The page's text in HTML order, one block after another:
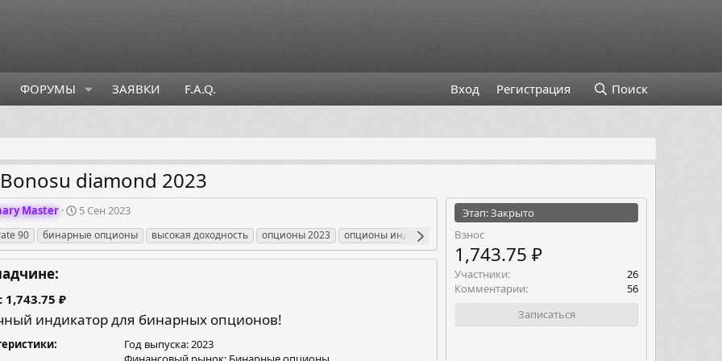
ФОРУМЫ ЗАЯВКИ F.A.Q. Вход Регистрация Поиск
diamond 2023
Master
Д
т
а
а
5 Сен 2023
90 бинарные опционы высокая доходность опционы 2023 опционы индикаторы стратегии торговли
1,743.75 ₽
индикатор для бинарных опционов!
Год выпуска: 2023
Этап: Закрыто
Взнос
1,743.75 ₽
Участники
26
Комментарии
56
Записаться